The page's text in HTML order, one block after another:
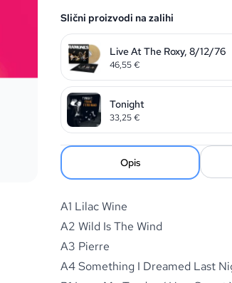
Slični proizvodi na zalihi
Live At The Roxy, 8/12/76
46,55€
Tonight
33,25€
Opis
A1 Lilac Wine
A2 Wild Is The Wind
A3 Pierre
A4 Something I Dreamed Last